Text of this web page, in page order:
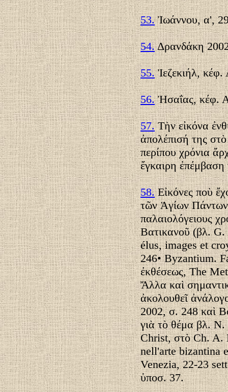
53.Ἰωάννου, α',
54.Δρανδάκη
55.Ἰεζεκιήλ,
56.Ἠσαΐας, κέφ.
57.Τὴν εἰκόνα
ἀπολέπισή της
περίπου χρόνια
ἔγκαιρη
58.Εἰκόνες ποὺ
τῶν Ἁγίων Πάντων
παλαιολόγειους
Βατικανοῦ (βλ.
élus, images et
246• Byzantium.
ἐκθέσεως, The
Ἄλλα καὶ
ἀκολουθεῖ
2002, σ. 248 καὶ
γιὰ τὸ θέμα βλ.
Christ, στὸ Ch. A.
nell'arte bizantina
Venezia, 22-23
ὑποσ. 37.